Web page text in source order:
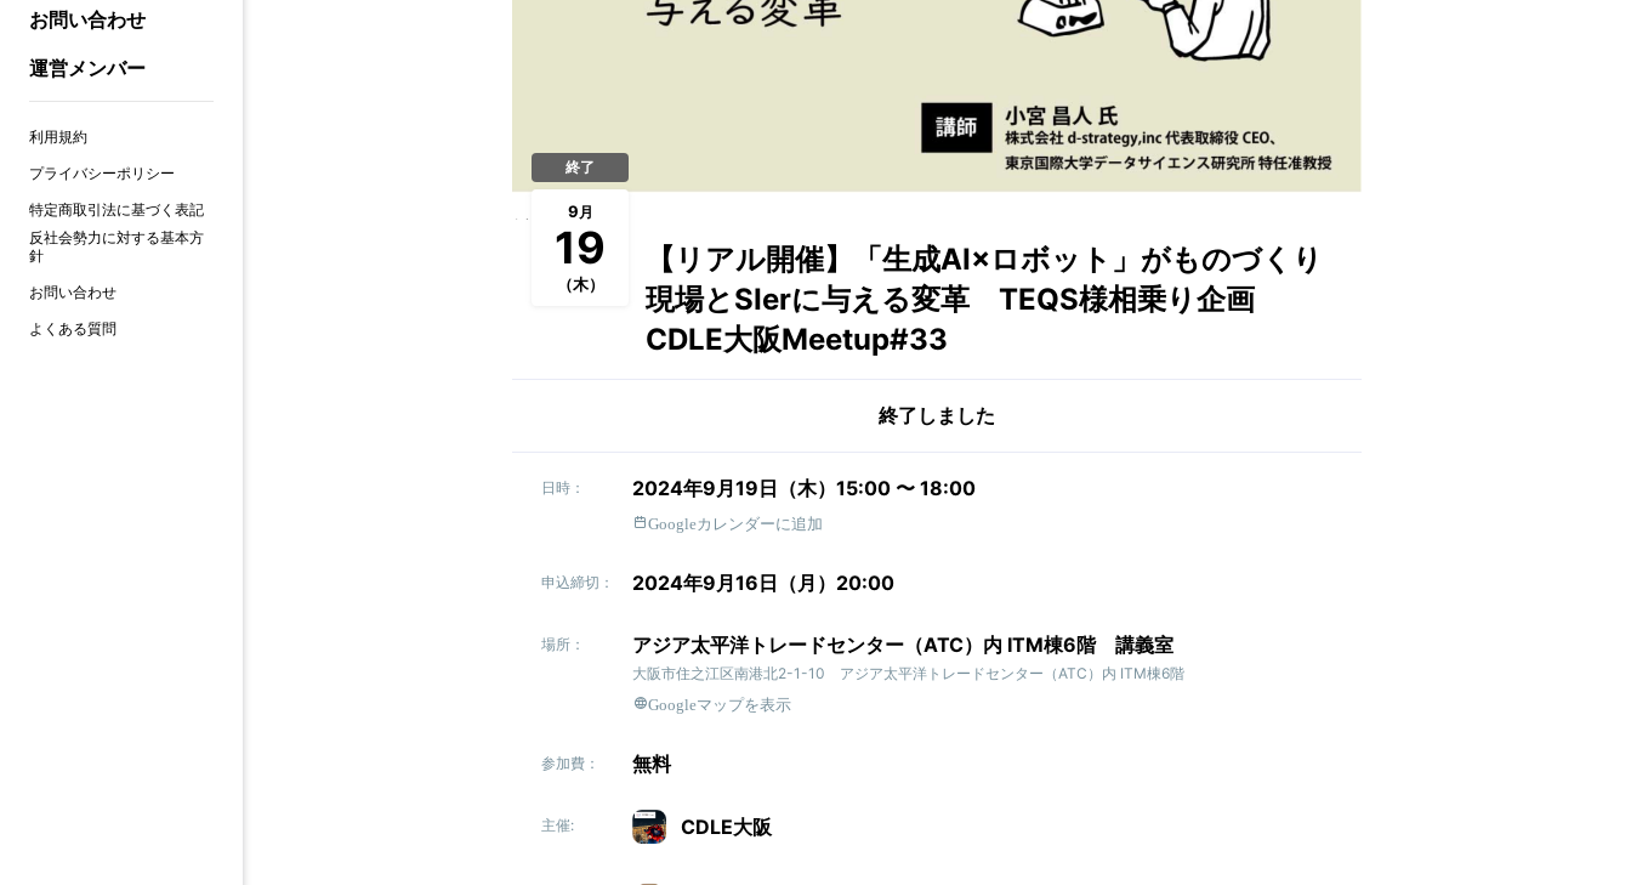
お問い合わせ
運営メンバー
利用規約
プライバシーポリシー
特定商取引法に基づく表記
反社会勢力に対する基本方
針
お問い合わせ
よくある質問
終了
9月
19
（木）
【リアル開催】「生成AI×ロボット」がものづくり
現場とSIerに与える変革 TEQS様相乗り企画
CDLE大阪Meetup#33
終了しました
日時： 2024年9月19日（木）15:00 〜 18:00
Googleカレンダーに追加
申込締切： 2024年9月16日（月）20:00
場所： アジア太平洋トレードセンター（ATC）内 ITM棟6階 講義室
大阪市住之江区南港北2-1-10 アジア太平洋トレードセンター（ATC）内 ITM棟6階
Googleマップを表示
参加費： 無料
主催: CDLE大阪